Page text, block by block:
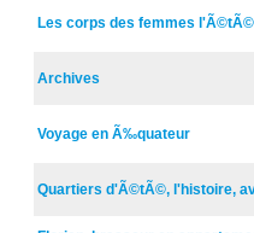
Les corps des femmes
Archives
Voyage en Ã‰quateur
Quartiers d'Ã©tÃ©, l'histoire,